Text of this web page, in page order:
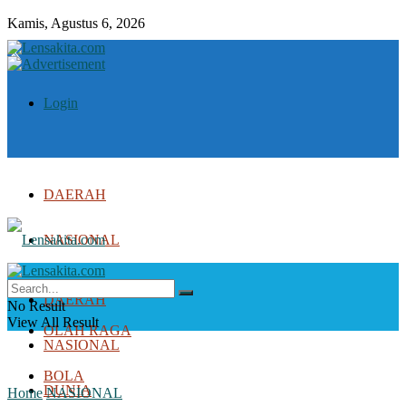
Kamis, Agustus 6, 2026
Login
DAERAH
NASIONAL
DUNIA
OLAH RAGA
BOLA
DAERAH
NASIONAL
DUNIA
No Result
View All Result
Home NASIONAL